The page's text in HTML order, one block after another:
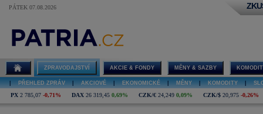
PÁTEK 07.08.2026
ZPRAVODAJSTVÍ AKCIE & FONDY MĚNY & SAZBY
PŘEHLED ZPRÁV AKCIOVÉ EKONOMICKÉ MĚNY KOMODITY
PX 2 785,07 -0,71% DAX 26 319,45 0,69% CZK/€ 24,249 0,09% CZK/$ 20,975 -0,26%